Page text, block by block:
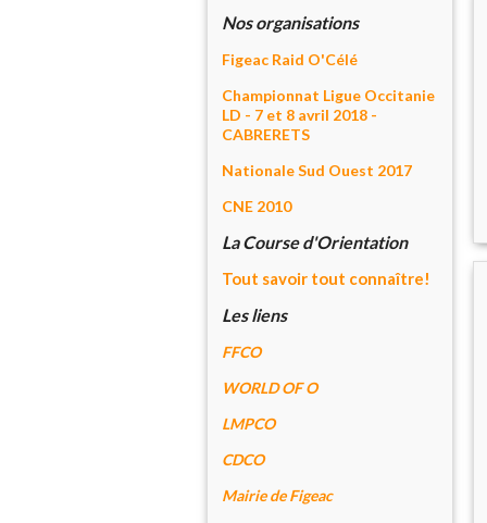
Nos organisations
Figeac Raid O'Célé
Championnat Ligue Occitanie
LD - 7 et 8 avril 2018 -
CABRERETS
Nationale Sud Ouest 2017
CNE 2010
La Course d'Orientation
Tout savoir tout connaître!
Les liens
FFCO
WORLD OF O
LMPCO
CDCO
Mairie de Figeac